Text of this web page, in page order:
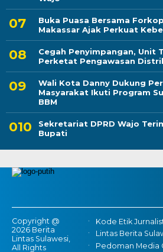
Buka Puasa Bersama
Makassar Ajak Perkuat
Cegah Penyimpangan, Unit
Perketat Pengawasan
Wali Kota Danny Dukung
Masyarakat Ikuti Program
BBM
Sekretariat DPRD Wajo
Bupati
Copyright @
2026 Berita
Lintas Sulawesi,
All Rights
Kode Etik
Lintas Berita
Pedoman Media